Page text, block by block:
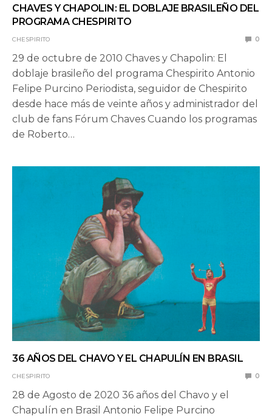
CHAVES Y CHAPOLIN: EL DOBLAJE BRASILEÑO DEL
PROGRAMA CHESPIRITO
CHESPIRITO 0
29 de octubre de 2010 Chaves y Chapolin: El
doblaje brasileño del programa Chespirito Antonio
Felipe Purcino Periodista, seguidor de Chespirito
desde hace más de veinte años y administrador del
club de fans Fórum Chaves Cuando los programas
de Roberto…
36 AÑOS DEL CHAVO Y EL CHAPULÍN EN BRASIL
CHESPIRITO 0
28 de Agosto de 2020 36 años del Chavo y el
Chapulín en Brasil Antonio Felipe Purcino